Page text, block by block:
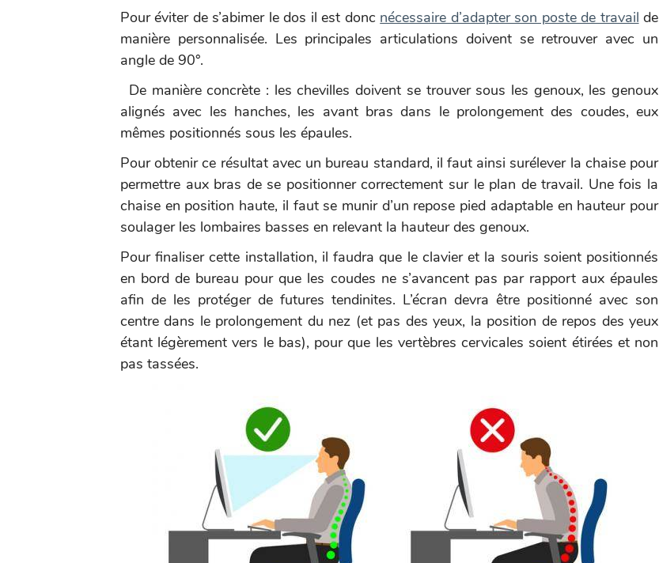
Pour éviter de s’abimer le dos il est donc nécessaire d’adapter son poste de travail de
manière personnalisée. Les principales articulations doivent se retrouver avec un
angle de 90°.
De manière concrète : les chevilles doivent se trouver sous les genoux, les genoux
alignés avec les hanches, les avant bras dans le prolongement des coudes, eux
mêmes positionnés sous les épaules.
Pour obtenir ce résultat avec un bureau standard, il faut ainsi surélever la chaise pour
permettre aux bras de se positionner correctement sur le plan de travail. Une fois la
chaise en position haute, il faut se munir d’un repose pied adaptable en hauteur pour
soulager les lombaires basses en relevant la hauteur des genoux.
Pour finaliser cette installation, il faudra que le clavier et la souris soient positionnés
en bord de bureau pour que les coudes ne s’avancent pas par rapport aux épaules
afin de les protéger de futures tendinites. L’écran devra être positionné avec son
centre dans le prolongement du nez (et pas des yeux, la position de repos des yeux
étant légèrement vers le bas), pour que les vertèbres cervicales soient étirées et non
pas tassées.